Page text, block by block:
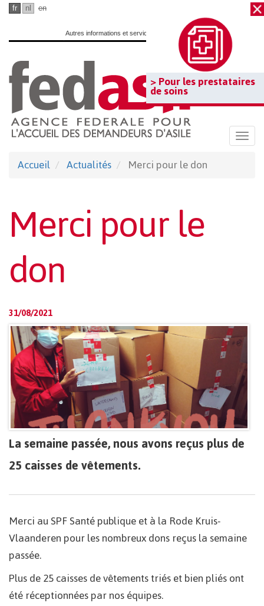
Passer
contenu
principal
> Pour les prestataires
de soins
fr nl en
Autres informations et services officiels :www.belgium.be
Accueil Actualités Merci pour le don
Merci pour le
don
31/08/2021
La semaine passée, nous avons reçus plus de
25 caisses de vêtements.
Merci au SPF Santé publique et à la Rode Kruis-
Vlaanderen pour les nombreux dons reçus la semaine
passée.
Plus de 25 caisses de vêtements triés et bien pliés ont
été réceptionnées par nos équipes.